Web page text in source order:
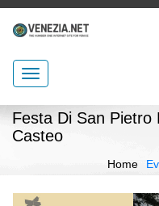
Festa Di San Pietro
Casteo
Home